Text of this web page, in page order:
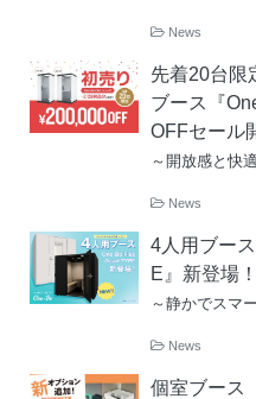
News
先着20台限
ブース『
OFFセール
～開放感と快
News
4人用ブー
E』新登場！
～静かでスマ
News
個室ブース